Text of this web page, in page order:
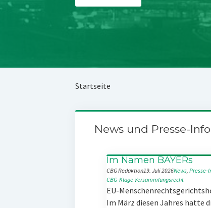
Startseite
News und Presse-
Im Namen BAYERs
CBG Redaktion19. Juli 2026News, Presse-
CBG-Klage Versammlungsrecht
EU-
Im März diesen Jahres hatte